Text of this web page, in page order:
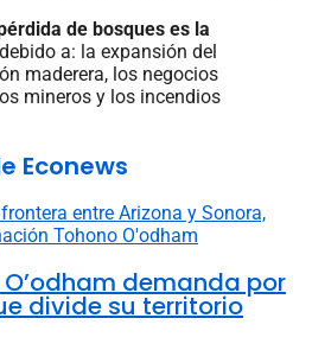
de bosques es la
a: la expansión del
maderera, los negocios
mineros y los incendios
Econews
demanda por
divide su territorio